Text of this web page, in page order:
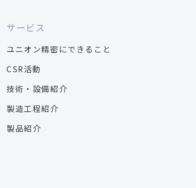
サービス
ユニオン精密にできること
CSR活動
技術・設備紹介
製造工程紹介
製品紹介